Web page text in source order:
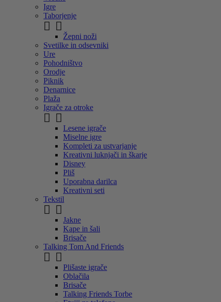
Igre
Taborjenje
 
Žepni noži
Svetilke in odsevniki
Ure
Pohodništvo
Orodje
Piknik
Denarnice
Plaža
Igrače za otroke
 
Lesene igrače
Miselne igre
Kompleti za ustvarjanje
Kreativni luknjači in škarje
Disney
Pliš
Uporabna darilca
Kreativni seti
Tekstil
 
Jakne
Kape in šali
Brisače
Talking Tom And Friends
 
Plišaste igrače
Oblačila
Brisače
Talking Friends Torbe